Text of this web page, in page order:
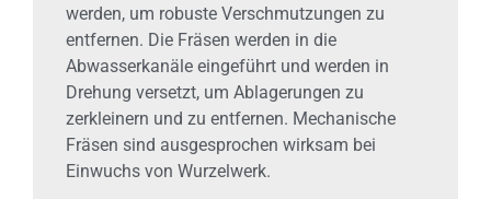
werden, um robuste Verschmutzungen zu
entfernen. Die Fräsen werden in die
Abwasserkanäle eingeführt und werden in
Drehung versetzt, um Ablagerungen zu
zerkleinern und zu entfernen. Mechanische
Fräsen sind ausgesprochen wirksam bei
Einwuchs von Wurzelwerk.